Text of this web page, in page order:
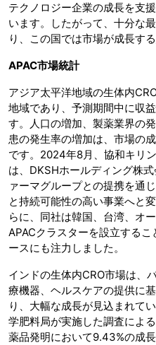
テクノロジー企業の成長を支
います。したがって、十分な
り、この国では市場が成長す
APAC市場統計
アジア太平洋地域の生体内
地域であり、予測期間中に収
す。人口の増加、製薬業界の
患の発生率の増加は、市場の
です。2024年8月、協和キリ
は、DKSHホールディング株
ァーマグループとの提携を通
と持続可能性の高い事業へと
らに、同社は韓国、台湾、オ
APACクラスターを設立する
ースにも注力しました。
インドの生体内CRO市場は、
療機器、ヘルスケアの提供に
り、大幅な成長が見込まれて
学肥料局が実施した調査によ
薬品発明において9.43%の成